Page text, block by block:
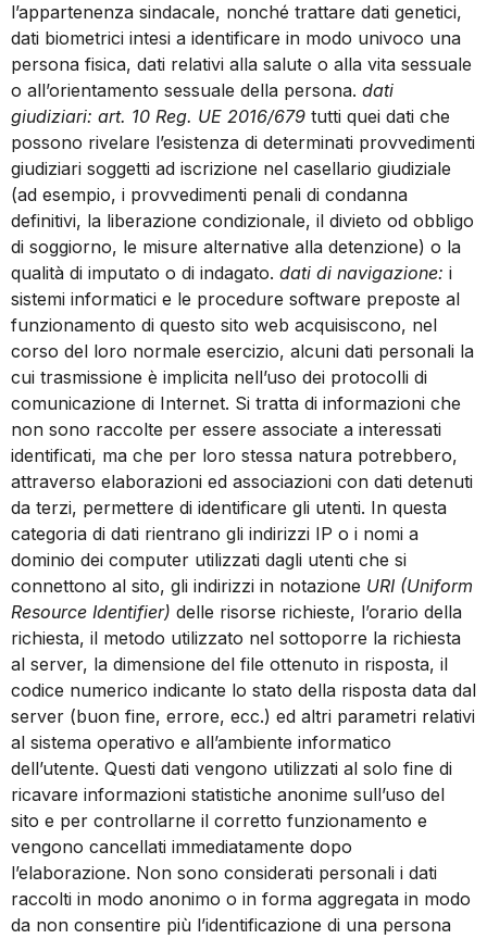
l’appartenenza sindacale, nonché trattare dati genetici,
dati biometrici intesi a identificare in modo univoco una
persona fisica, dati relativi alla salute o alla vita sessuale
o all’orientamento sessuale della persona. dati
giudiziari: art. 10 Reg. UE 2016/679 tutti quei dati che
possono rivelare l’esistenza di determinati provvedimenti
giudiziari soggetti ad iscrizione nel casellario giudiziale
(ad esempio, i provvedimenti penali di condanna
definitivi, la liberazione condizionale, il divieto od obbligo
di soggiorno, le misure alternative alla detenzione) o la
qualità di imputato o di indagato. dati di navigazione: i
sistemi informatici e le procedure software preposte al
funzionamento di questo sito web acquisiscono, nel
corso del loro normale esercizio, alcuni dati personali la
cui trasmissione è implicita nell’uso dei protocolli di
comunicazione di Internet. Si tratta di informazioni che
non sono raccolte per essere associate a interessati
identificati, ma che per loro stessa natura potrebbero,
attraverso elaborazioni ed associazioni con dati detenuti
da terzi, permettere di identificare gli utenti. In questa
categoria di dati rientrano gli indirizzi IP o i nomi a
dominio dei computer utilizzati dagli utenti che si
connettono al sito, gli indirizzi in notazione URI (Uniform
Resource Identifier) delle risorse richieste, l’orario della
richiesta, il metodo utilizzato nel sottoporre la richiesta
al server, la dimensione del file ottenuto in risposta, il
codice numerico indicante lo stato della risposta data dal
server (buon fine, errore, ecc.) ed altri parametri relativi
al sistema operativo e all’ambiente informatico
dell’utente. Questi dati vengono utilizzati al solo fine di
ricavare informazioni statistiche anonime sull’uso del
sito e per controllarne il corretto funzionamento e
vengono cancellati immediatamente dopo
l’elaborazione. Non sono considerati personali i dati
raccolti in modo anonimo o in forma aggregata in modo
da non consentire più l’identificazione di una persona